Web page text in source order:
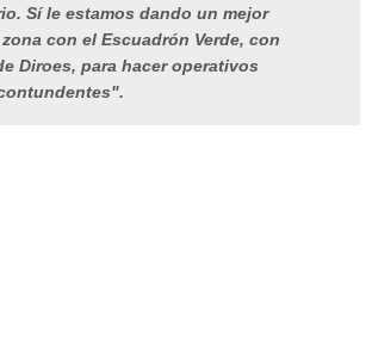
Sí le estamos dando un mejor
con el Escuadrón Verde, con
Diroes, para hacer operativos